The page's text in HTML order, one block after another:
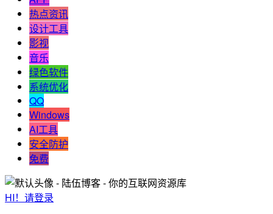
热点资讯
设计工具
影视
音乐
绿色软件
系统优化
QQ
Windows
AI工具
安全防护
免费
HI！请登录